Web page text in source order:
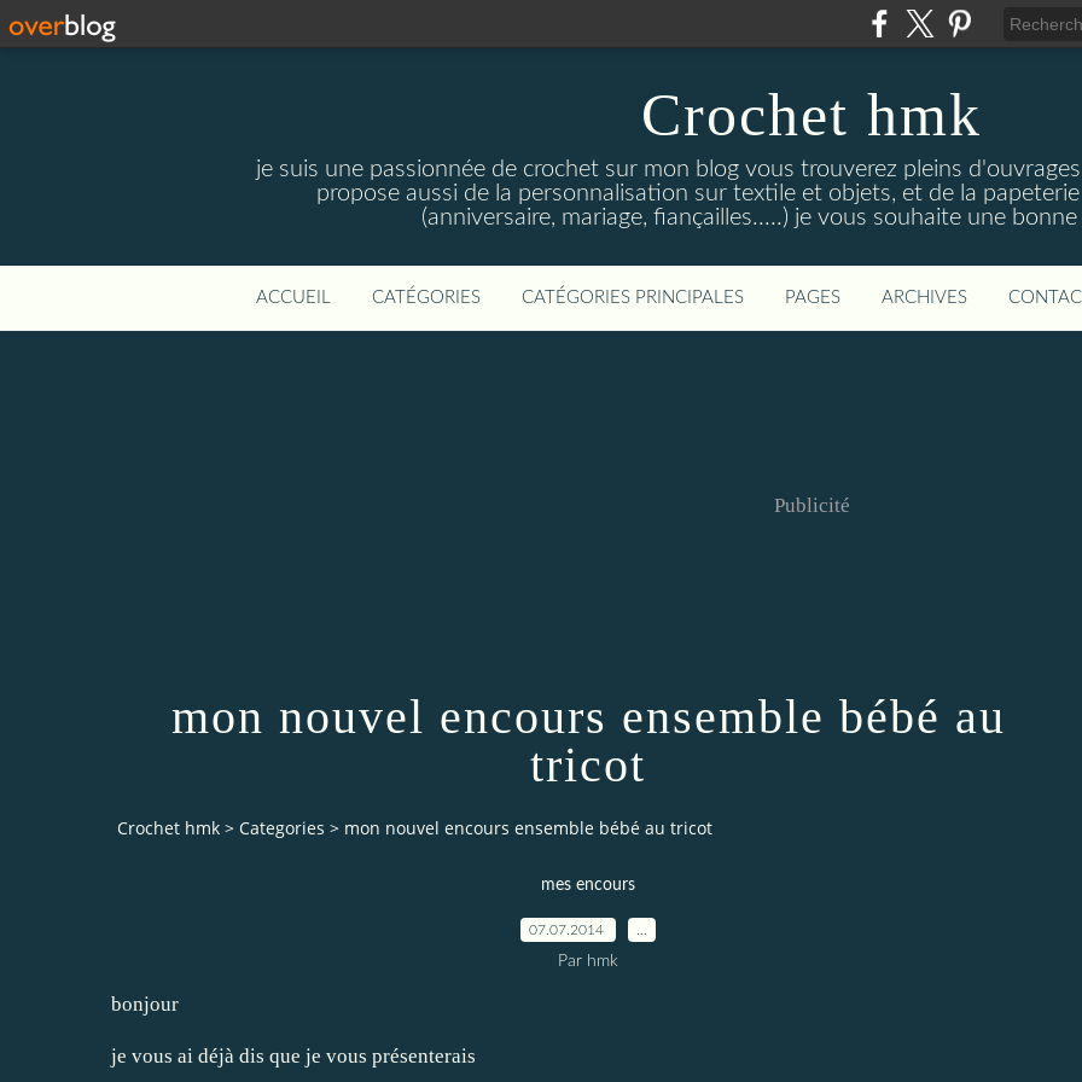
Crochet hmk
je suis une passionnée de crochet sur mon blog vous trouverez pleins
propose aussi de la personnalisation sur textile et objets, et de la
(anniversaire, mariage, fiançailles.....) je vous souhaite une
ACCUEIL CATÉGORIES CATÉGORIES PRINCIPALES PAGES ARCHIVES
Publicité
mon nouvel encours ensemble bébé au
tricot
Crochet hmk > Categories > mon nouvel encours ensemble bébé au tricot
mes encours
07.07.2014
Par hmk
bonjour
je vous ai déjà dis que je vous présenterais